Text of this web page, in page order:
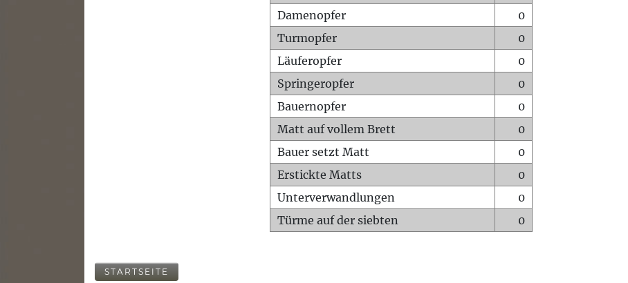
Damenopfer
0
Turmopfer
0
Läuferopfer
0
Springeropfer
0
Bauernopfer
0
Matt auf vollem Brett
0
Bauer setzt Matt
0
Erstickte Matts
0
Unterverwandlungen
0
Türme auf der siebten
0
STARTSEITE